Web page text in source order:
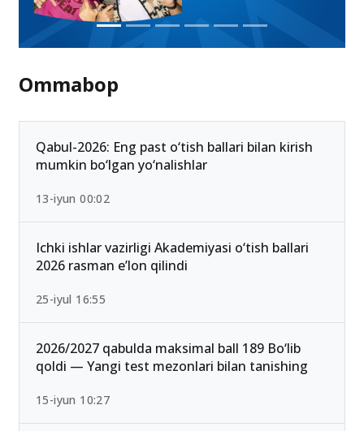
Ommabop
Qabul-2026: Eng past o‘tish ballari bilan kirish
mumkin bo‘lgan yo‘nalishlar
13-iyun 00:02
Ichki ishlar vazirligi Akademiyasi o‘tish ballari
2026 rasman e’lon qilindi
25-iyul 16:55
2026/2027 qabulda maksimal ball 189 Bo‘lib
qoldi — Yangi test mezonlari bilan tanishing